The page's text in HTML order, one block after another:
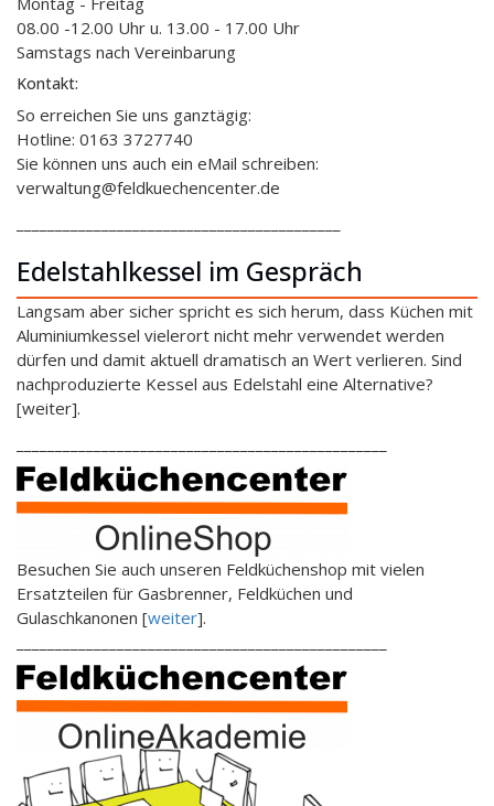
08.00 -12.00 Uhr u. 13.00 - 17.00 Uhr
Samstags nach Vereinbarung
Kontakt:
So erreichen Sie uns ganztägig:
Hotline: 0163 3727740
Sie können uns auch ein eMail schreiben:
verwaltung@feldkuechencenter.de
Edelstahlkessel im Gespräch
Langsam aber sicher spricht es sich herum, dass Küchen mit
Aluminiumkessel vielerort nicht mehr verwendet werden
dürfen und damit aktuell dramatisch an Wert verlieren. Sind
nachproduzierte Kessel aus Edelstahl eine Alternative?
[weiter].
Besuchen Sie auch unseren Feldküchenshop mit vielen
Ersatzteilen für Gasbrenner, Feldküchen und
Gulaschkanonen [weiter].